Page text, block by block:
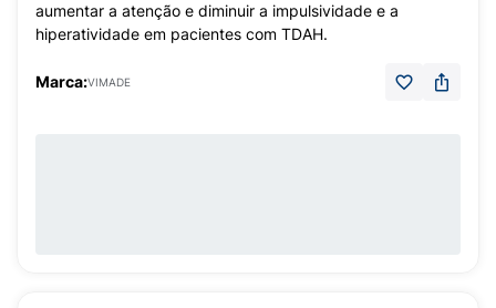
aumentar a atenção e diminuir a impulsividade e a
hiperatividade em pacientes com TDAH.
Marca:VIMADE